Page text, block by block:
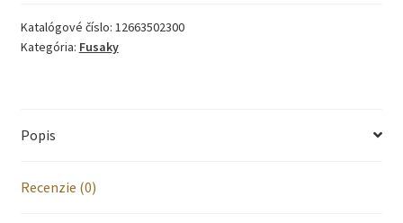
-
bianco
Katalógové číslo: 12663502300
Kategória: Fusaky
Popis
Recenzie (0)